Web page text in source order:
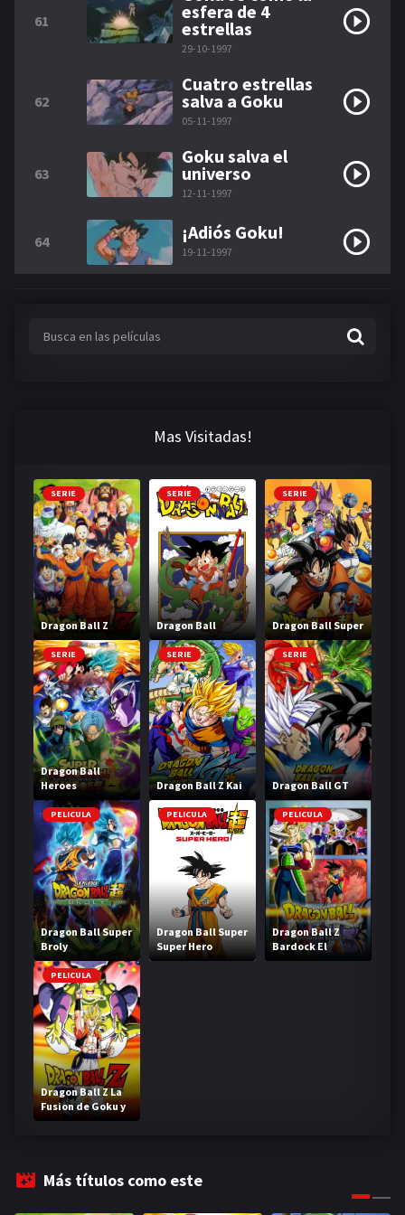
61 esfera de 4
estrellas
29-10-1997
62
Cuatro estrellas
salva a Goku
05-11-1997
63
Goku salva el
universo
12-11-1997
64 ¡Adiós Goku!
19-11-1997
Mas Visitadas!
SERIE
Dragon Ball Z
SERIE
Dragon Ball
SERIE
Dragon Ball Super
SERIE
Dragon Ball
Heroes
SERIE
Dragon Ball Z Kai
SERIE
Dragon Ball GT
PELICULA
Dragon Ball Super
Broly
PELICULA
Dragon Ball Super
Super Hero
PELICULA
Dragon Ball Z
Bardock El
legendario Super
PELICULA
Dragon Ball Z La
Fusion de Goku y
Vegeta
Más títulos como este